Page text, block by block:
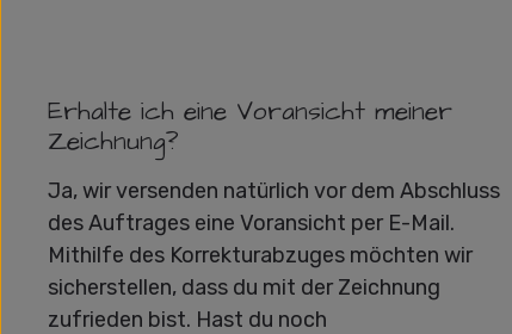
Erhalte ich eine Voransicht meiner
Zeichnung?
Ja, wir versenden natürlich vor dem Abschluss
des Auftrages eine Voransicht per E-Mail.
Mithilfe des Korrekturabzuges möchten wir
sicherstellen, dass du mit der Zeichnung
zufrieden bist. Hast du noch